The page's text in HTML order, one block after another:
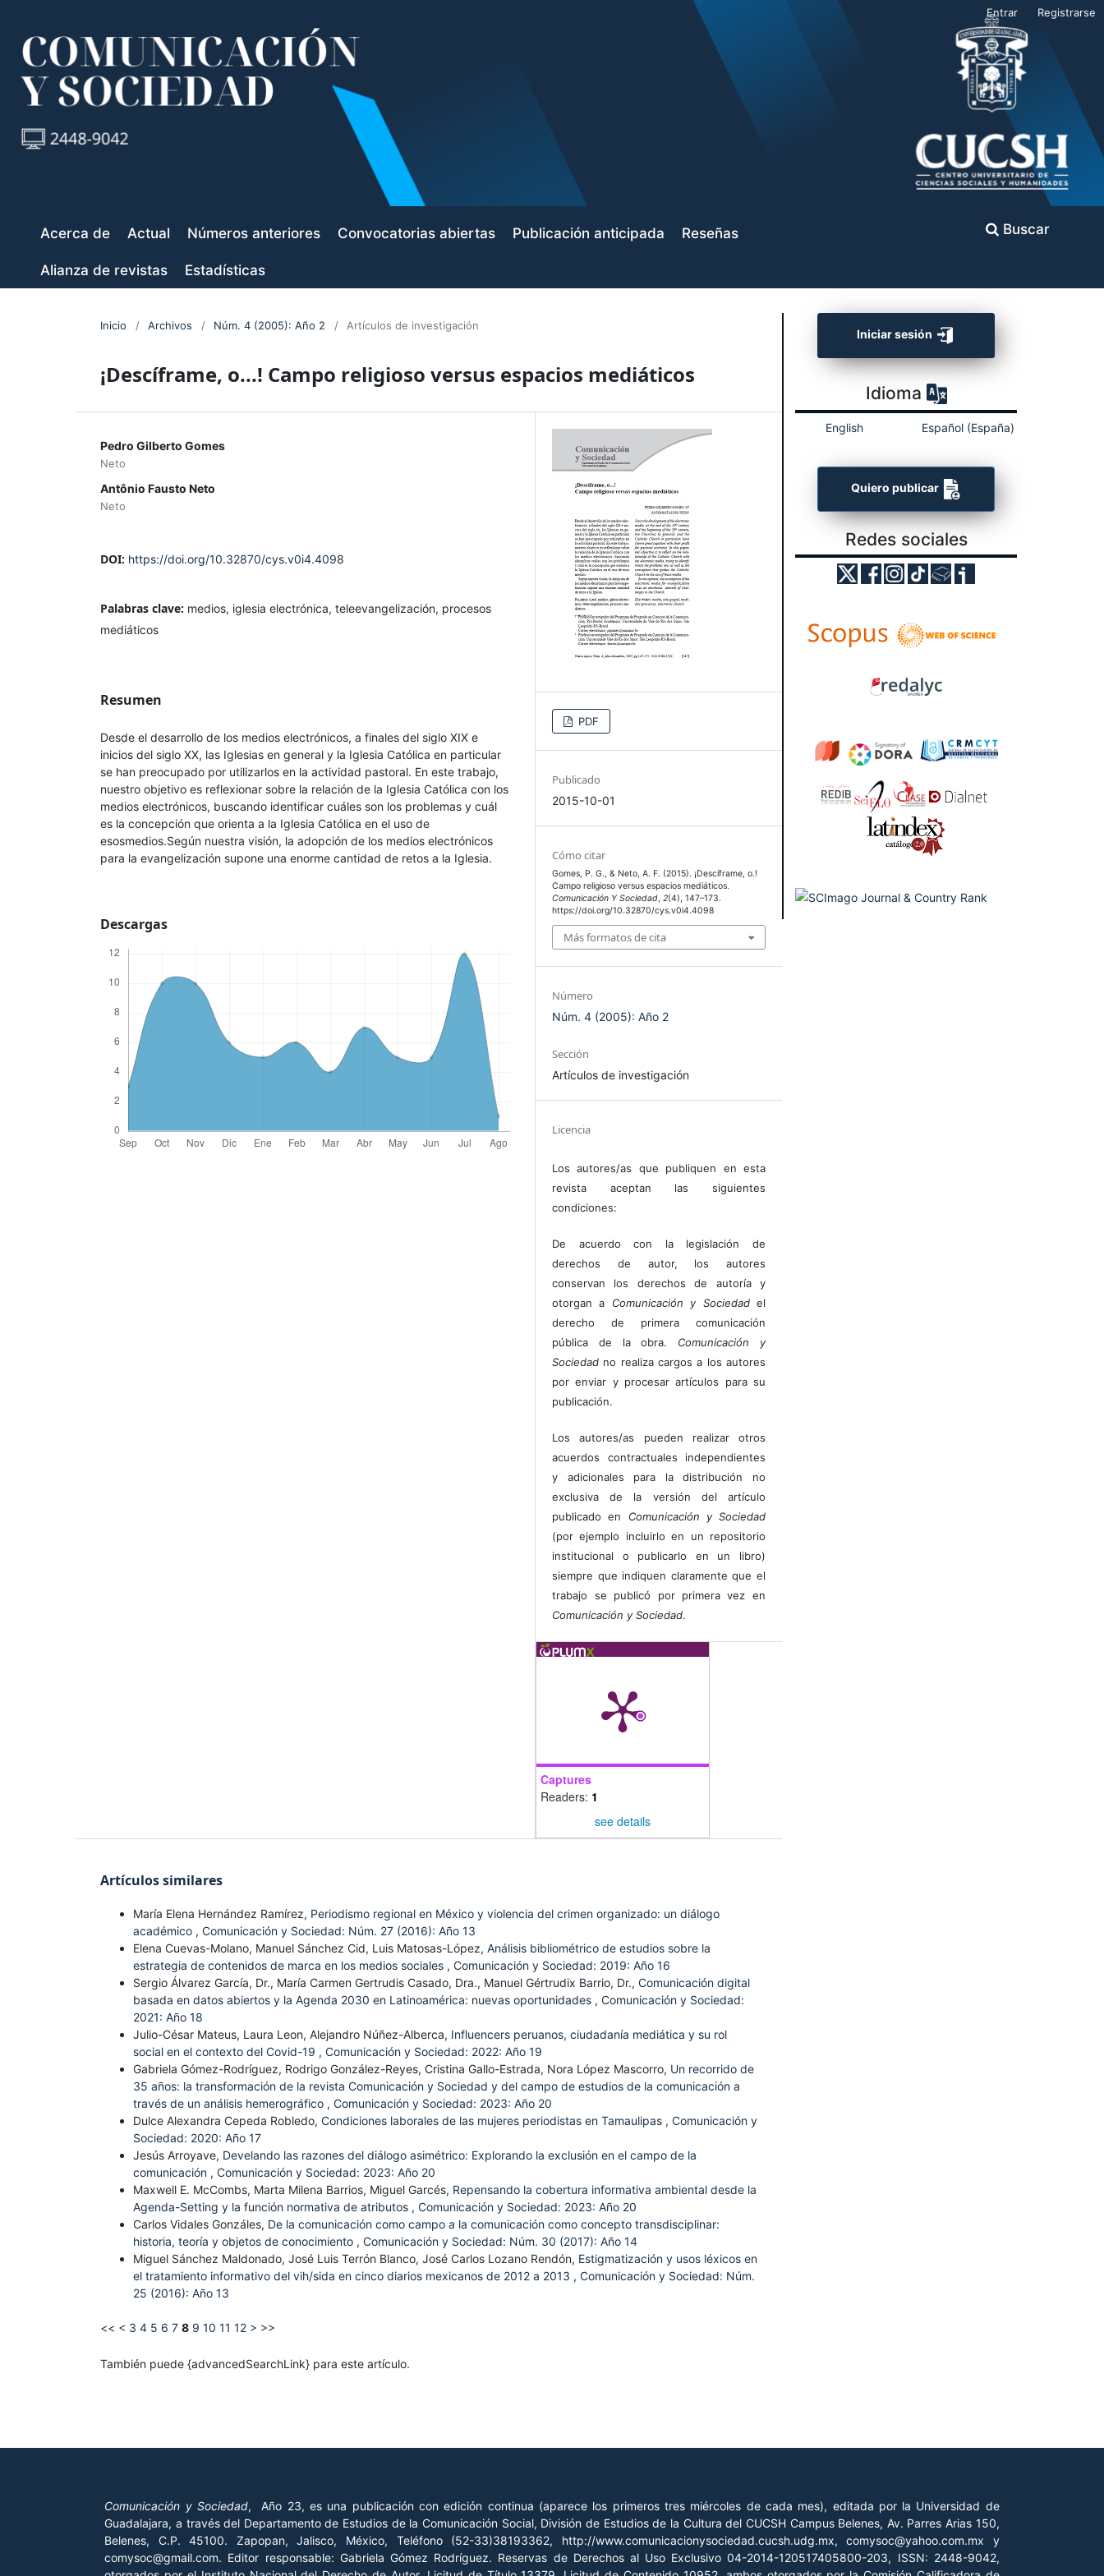
Acerca de Actual Números anteriores Convocatorias abiertas Publicación anticipada Reseñas
Alianza de revistas Estadísticas
Buscar
Entrar Registrarse
Inicio / Archivos / Núm. 4 (2005): Año 2 / Artículos de investigación
¡Descíframe, o...! Campo religioso versus espacios mediáticos
Pedro Gilberto Gomes
Neto
Antônio Fausto Neto
Neto
DOI: https://doi.org/10.32870/cys.v0i4.4098
Palabras clave: medios, iglesia electrónica, teleevangelización, procesos
mediáticos
Resumen
Desde el desarrollo de los medios electrónicos, a finales del siglo XIX e
inicios del siglo XX, las Iglesias en general y la Iglesia Católica en particular
se han preocupado por utilizarlos en la actividad pastoral. En este trabajo,
nuestro objetivo es reflexionar sobre la relación de la Iglesia Católica con los
medios electrónicos, buscando identificar cuáles son los problemas y cuál
es la concepción que orienta a la Iglesia Católica en el uso de
esosmedios.Según nuestra visión, la adopción de los medios electrónicos
para la evangelización supone una enorme cantidad de retos a la Iglesia.
Descargas
PDF
Publicado
2015-10-01
Cómo citar
Gomes, P. G., & Neto, A. F. (2015). ¡Descíframe, o.!
Campo religioso versus espacios mediáticos.
Comunicación Y Sociedad,2(4), 147–173.
https://doi.org/10.32870/cys.v0i4.4098
Más formatos de cita
Número
Núm. 4 (2005): Año 2
Sección
Artículos de investigación
Licencia
Los autores/as que publiquen en esta
revista aceptan las siguientes
condiciones:
De acuerdo con la legislación de
derechos de autor, los autores
conservan los derechos de autoría y
otorgan a Comunicación y Sociedadel
derecho de primera comunicación
pública de la obra. Comunicación y
Sociedad no realiza cargos a los autores
por enviar y procesar artículos para su
publicación.
Los autores/as pueden realizar otros
acuerdos contractuales independientes
y adicionales para la distribución no
exclusiva de la versión del artículo
publicado en Comunicación y Sociedad
(por ejemplo incluirlo en un repositorio
institucional o publicarlo en un libro)
siempre que indiquen claramente que el
trabajo se publicó por primera vez en
Comunicación y Sociedad.
Captures
Readers: 1
see details
Artículos similares
María Elena Hernández Ramírez, Periodismo regional en México y violencia del crimen organizado: un diálogo
académico , Comunicación y Sociedad: Núm. 27 (2016): Año 13
Elena Cuevas-Molano, Manuel Sánchez Cid, Luis Matosas-López, Análisis bibliométrico de estudios sobre la
estrategia de contenidos de marca en los medios sociales , Comunicación y Sociedad: 2019: Año 16
Sergio Álvarez García, Dr., María Carmen Gertrudis Casado, Dra., Manuel Gértrudix Barrio, Dr., Comunicación digital
basada en datos abiertos y la Agenda 2030 en Latinoamérica: nuevas oportunidades , Comunicación y Sociedad:
2021: Año 18
Julio-César Mateus, Laura Leon, Alejandro Núñez-Alberca, Influencers peruanos, ciudadanía mediática y su rol
social en el contexto del Covid-19 , Comunicación y Sociedad: 2022: Año 19
Gabriela Gómez-Rodríguez, Rodrigo González-Reyes, Cristina Gallo-Estrada, Nora López Mascorro, Un recorrido de
35 años: la transformación de la revista Comunicación y Sociedad y del campo de estudios de la comunicación a
través de un análisis hemerográfico , Comunicación y Sociedad: 2023: Año 20
Dulce Alexandra Cepeda Robledo, Condiciones laborales de las mujeres periodistas en Tamaulipas , Comunicación y
Sociedad: 2020: Año 17
Jesús Arroyave, Develando las razones del diálogo asimétrico: Explorando la exclusión en el campo de la
comunicación , Comunicación y Sociedad: 2023: Año 20
Maxwell E. McCombs, Marta Milena Barrios, Miguel Garcés, Repensando la cobertura informativa ambiental desde la
Agenda-Setting y la función normativa de atributos , Comunicación y Sociedad: 2023: Año 20
Carlos Vidales Gonzáles, De la comunicación como campo a la comunicación como concepto transdisciplinar:
historia, teoría y objetos de conocimiento , Comunicación y Sociedad: Núm. 30 (2017): Año 14
Miguel Sánchez Maldonado, José Luis Terrón Blanco, José Carlos Lozano Rendón, Estigmatización y usos léxicos en
el tratamiento informativo del vih/sida en cinco diarios mexicanos de 2012 a 2013 , Comunicación y Sociedad: Núm.
25 (2016): Año 13
<< < 3 4 5 6 7 8 9 10 11 12 > >>
También puede {advancedSearchLink} para este artículo.
Iniciar sesión
Idioma
English Español (España)
Quiero publicar
Redes sociales
Comunicación y Sociedad, Año 23, es una publicación con edición continua (aparece los primeros tres miércoles de cada mes), editada por la Universidad de
Guadalajara, a través del Departamento de Estudios de la Comunicación Social, División de Estudios de la Cultura del CUCSH Campus Belenes, Av. Parres Arias 150,
Belenes, C.P. 45100. Zapopan, Jalisco, México, Teléfono (52-33)38193362, http://www.comunicacionysociedad.cucsh.udg.mx, comysoc@yahoo.com.mx y
comysoc@gmail.com. Editor responsable: Gabriela Gómez Rodríguez. Reservas de Derechos al Uso Exclusivo 04-2014-120517405800-203, ISSN: 2448-9042,